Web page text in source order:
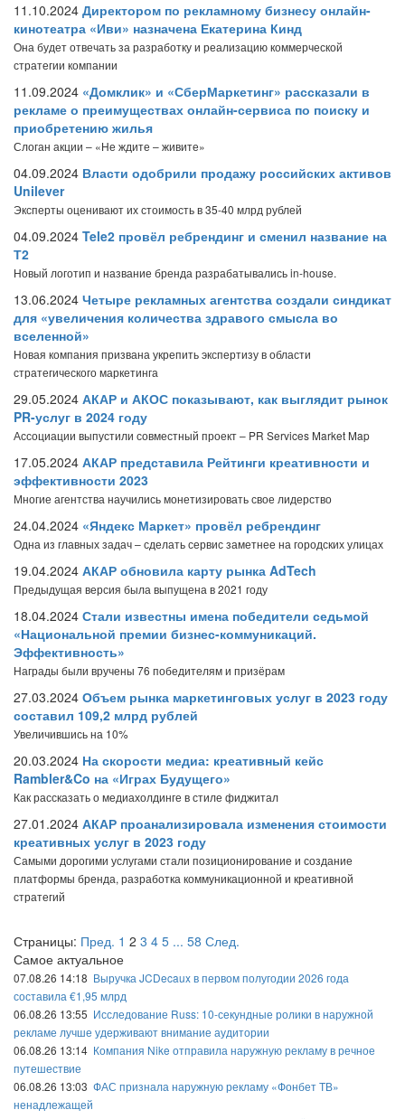
11.10.2024 Директором по рекламному бизнесу онлайн-
кинотеатра «Иви» назначена Екатерина Кинд
Она будет отвечать за разработку и реализацию коммерческой
стратегии компании
11.09.2024 «Домклик» и «СберМаркетинг» рассказали в
рекламе о преимуществах онлайн-сервиса по поиску и
приобретению жилья
Слоган акции – «Не ждите – живите»
04.09.2024 Власти одобрили продажу российских активов
Unilever
Эксперты оценивают их стоимость в 35-40 млрд рублей
04.09.2024 Tele2 провёл ребрендинг и сменил название на
Т2
Новый логотип и название бренда разрабатывались in-house.
13.06.2024 Четыре рекламных агентства создали синдикат
для «увеличения количества здравого смысла во
вселенной»
Новая компания призвана укрепить экспертизу в области
стратегического маркетинга
29.05.2024 АКАР и АКОС показывают, как выглядит рынок
PR-услуг в 2024 году
Ассоциации выпустили совместный проект – PR Services Market Map
17.05.2024 АКАР представила Рейтинги креативности и
эффективности 2023
Многие агентства научились монетизировать свое лидерство
24.04.2024 «Яндекс Маркет» провёл ребрендинг
Одна из главных задач – сделать сервис заметнее на городских улицах
19.04.2024 АКАР обновила карту рынка AdTech
Предыдущая версия была выпущена в 2021 году
18.04.2024 Стали известны имена победители седьмой
«Национальной премии бизнес-коммуникаций.
Эффективность»
Награды были вручены 76 победителям и призёрам
27.03.2024 Объем рынка маркетинговых услуг в 2023 году
составил 109,2 млрд рублей
Увеличившись на 10%
20.03.2024 На скорости медиа: креативный кейс
Rambler&Co на «Играх Будущего»
Как рассказать о медиахолдинге в стиле фиджитал
27.01.2024 АКАР проанализировала изменения стоимости
креативных услуг в 2023 году
Самыми дорогими услугами стали позиционирование и создание
платформы бренда, разработка коммуникационной и креативной
стратегий
Страницы: Пред. 1 2 3 4 5 ... 58 След.
Самое актуальное
07.08.26 14:18 Выручка JCDecaux в первом полугодии 2026 года
составила €1,95 млрд
06.08.26 13:55 Исследование Russ: 10-секундные ролики в наружной
рекламе лучше удерживают внимание аудитории
06.08.26 13:14 Компания Nike отправила наружную рекламу в речное
путешествие
06.08.26 13:03 ФАС признала наружную рекламу «Фонбет ТВ»
ненадлежащей